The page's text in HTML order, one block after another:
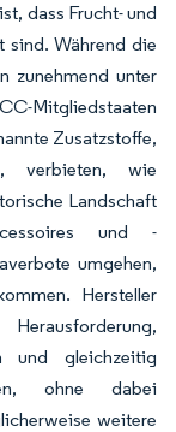
dass Frucht- und
sind. Während die
zunehmend unter
Mitgliedstaaten
Zusatzstoffe,
verbieten, wie
Landschaft
und -
umgehen,
Hersteller
und gleichzeitig
ohne dabei
weitere